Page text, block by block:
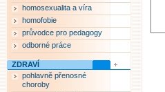
homosexualita a víra
homofobie
průvodce pro pedagogy
odborné práce
ZDRAVÍ
pohlavně přenosné
choroby